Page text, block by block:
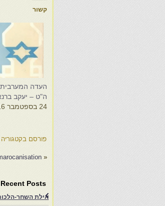
קשור
העדה
ה"ט – יעקב
24 בספטמבר 2016
פורסם בקטגוריה
«
Recent Posts
אילת השחר-